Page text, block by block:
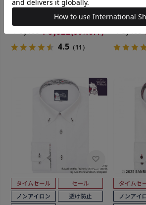
【透け防止】 ワイド 半袖 形態
安定 ワイシャツ
￥3,511(36%OFF)
4.5（11）
【透け防
袖 形態安